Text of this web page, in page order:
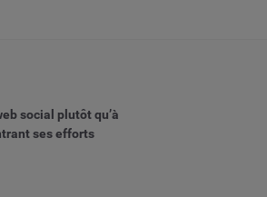
social plutôt qu’à
ses efforts